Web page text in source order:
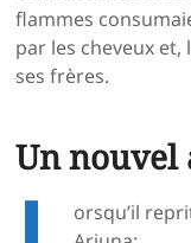
flammes
par les cheveux
ses frères.
Un nouvel
orsqu’il